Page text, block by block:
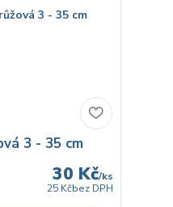
3 - 35 cm
30 Kč/ks
25 Kčbez DPH